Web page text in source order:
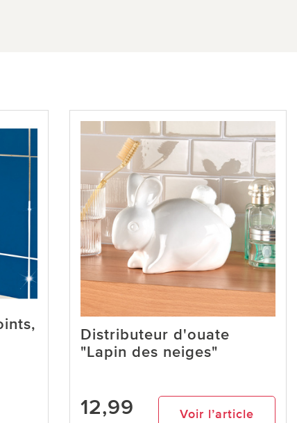
Distributeur d'ouate
"Lapin des neiges"
12,99 Voir l’article